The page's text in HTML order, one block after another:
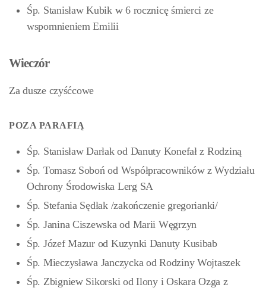
Śp. Stanisław Kubik w 6 rocznicę śmierci ze
wspomnieniem Emilii
Wieczór
Za dusze czyśćcowe
POZA PARAFIĄ
Śp. Stanisław Darłak od Danuty Konefał z Rodziną
Śp. Tomasz Soboń od Współpracowników z Wydziału
Ochrony Środowiska Lerg SA
Śp. Stefania Sędłak /zakończenie gregorianki/
Śp. Janina Ciszewska od Marii Węgrzyn
Śp. Józef Mazur od Kuzynki Danuty Kusibab
Śp. Mieczysława Janczycka od Rodziny Wojtaszek
Śp. Zbigniew Sikorski od Ilony i Oskara Ozga z